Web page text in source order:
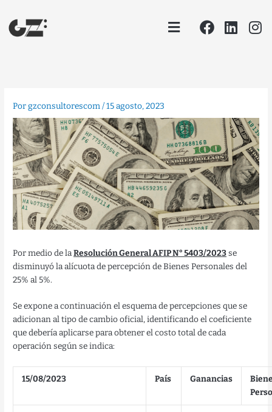
contenido
Menu Facebook
Porgzconsultorescom/15 agosto, 2023
Por medio de laResolución General AFIP N° 5403/2023se
disminuyó la alícuota de percepción de Bienes Personales del
25% al 5%.
Se expone a continuación el esquema de percepciones que se
adicionan al tipo de cambio oficial, identificando el coeficiente
que debería aplicarse para obtener el costo total de cada
operación según se indica:
15/08/2023 País Ganancias